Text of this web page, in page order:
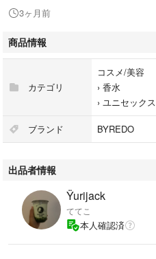
3ヶ月前
商品情報
カテゴリ
コスメ/美容
› 香水
› ユニセックス
ブランド BYREDO
出品者情報
Ÿurijack
ててこ
本人確認済